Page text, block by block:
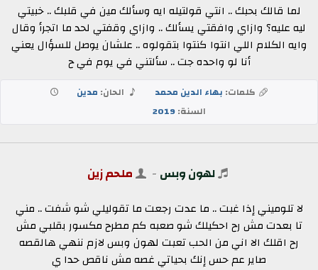
لما قالك بحبك .. انتي قولتيله ايه وسألك مين في قلبك .. خبيتي
ليه عليه؟ وازاي وافقتي يسألك .. وازاي وقفتي لحد ما اتجرأ وقال
وايه الكلام اللي انتوا كنتوا بتقولوه .. علشان يوصل للسؤال يعني
أنا لو واحده جت .. سألتني في يوم في ح
كلمات: بهاء الدين محمد الحان: مدين
السنة:2019
لهون وبس - ملحم زين
لا تلوميني إذا غبت .. ما عدت رجعت ما تقوليلي شو شفت .. مني
تا بعدت مش رح احكيلك شو صعبه كم مطرح مكسور بقلبي مش
رح اقلك الا اني من الحب تعبت لهون وبس لازم ننهي هالقصه
صاير عم حس إنك بحياتي غصه مش ناقص حدا ي